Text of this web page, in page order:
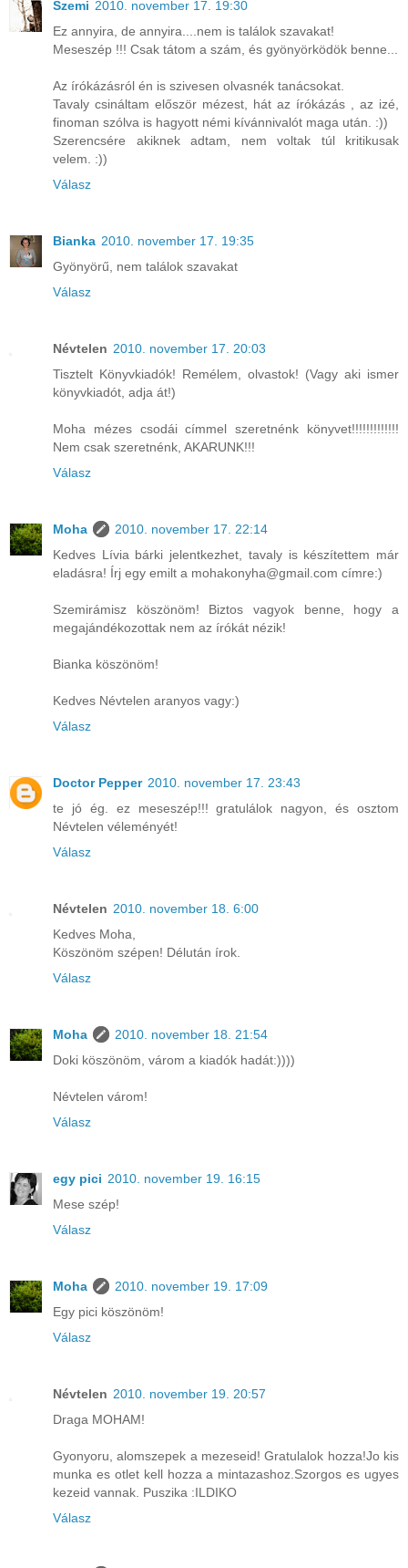
Szemi 2010. november 17. 19:30
Ez annyira, de annyira....nem is találok szavakat!
Meseszép !!! Csak tátom a szám, és gyönyörködök benne...
Az írókázásról én is szivesen olvasnék tanácsokat.
Tavaly csináltam először mézest, hát az írókázás , az izé,
finoman szólva is hagyott némi kívánnivalót maga után. :))
Szerencsére akiknek adtam, nem voltak túl kritikusak
velem. :))
Válasz
Bianka 2010. november 17. 19:35
Gyönyörű, nem találok szavakat
Válasz
Névtelen 2010. november 17. 20:03
Tisztelt Könyvkiadók! Remélem, olvastok! (Vagy aki ismer
könyvkiadót, adja át!)
Moha mézes csodái címmel szeretnénk könyvet!!!!!!!!!!!!!
Nem csak szeretnénk, AKARUNK!!!
Válasz
Moha
2010. november 17. 22:14
Kedves Lívia bárki jelentkezhet, tavaly is készítettem már
eladásra! Írj egy emilt a mohakonyha@gmail.com címre:)
Szemirámisz köszönöm! Biztos vagyok benne, hogy a
megajándékozottak nem az írókát nézik!
Bianka köszönöm!
Kedves Névtelen aranyos vagy:)
Válasz
Doctor Pepper 2010. november 17. 23:43
te jó ég. ez meseszép!!! gratulálok nagyon, és osztom
Névtelen véleményét!
Válasz
Névtelen 2010. november 18. 6:00
Kedves Moha,
Köszönöm szépen! Délután írok.
Válasz
Moha
2010. november 18. 21:54
Doki köszönöm, várom a kiadók hadát:))))
Névtelen várom!
Válasz
egy pici 2010. november 19. 16:15
Mese szép!
Válasz
Moha
2010. november 19. 17:09
Egy pici köszönöm!
Válasz
Névtelen 2010. november 19. 20:57
Draga MOHAM!
Gyonyoru, alomszepek a mezeseid! Gratulalok hozza!Jo kis
munka es otlet kell hozza a mintazashoz.Szorgos es ugyes
kezeid vannak. Puszika :ILDIKO
Válasz